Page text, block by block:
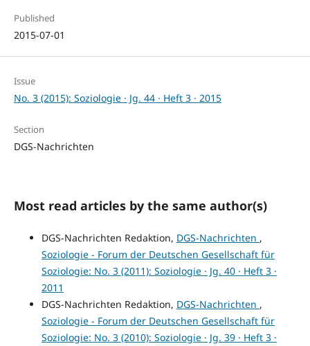
Published
2015-07-01
Issue
No. 3 (2015): Soziologie · Jg. 44 · Heft 3 · 2015
Section
DGS-Nachrichten
Most read articles by the same author(s)
DGS-Nachrichten Redaktion, DGS-Nachrichten ,
Soziologie - Forum der Deutschen Gesellschaft für
Soziologie: No. 3 (2011): Soziologie · Jg. 40 · Heft 3 ·
2011
DGS-Nachrichten Redaktion, DGS-Nachrichten ,
Soziologie - Forum der Deutschen Gesellschaft für
Soziologie: No. 3 (2010): Soziologie · Jg. 39 · Heft 3 ·